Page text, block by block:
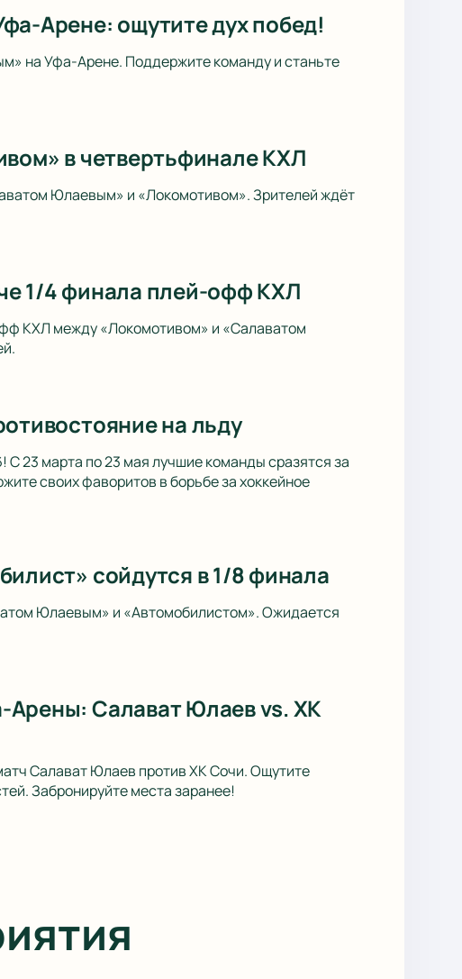
Арене: ощутите дух побед!
на Уфа-Арене. Поддержите команду и станьте
в четвертьфинале КХЛ
Юлаевым» и «Локомотивом». Зрителей ждёт
1/4 финала плей-офф КХЛ
КХЛ между «Локомотивом» и «Салаватом
на льду
23 марта по 23 мая лучшие команды сразятся за
своих фаворитов в борьбе за хоккейное
сойдутся в 1/8 финала
Юлаевым» и «Автомобилистом». Ожидается
Арены: Салават Юлаев vs. ХК
Салават Юлаев против ХК Сочи. Ощутите
Забронируйте места заранее!